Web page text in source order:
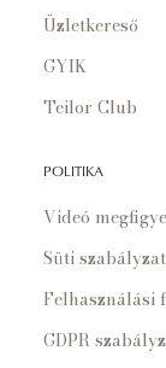
Üzletkereső
GYIK
Teilor Club
POLITIKA
Videó
Süti szabályzat
Felhasználási
GDPR